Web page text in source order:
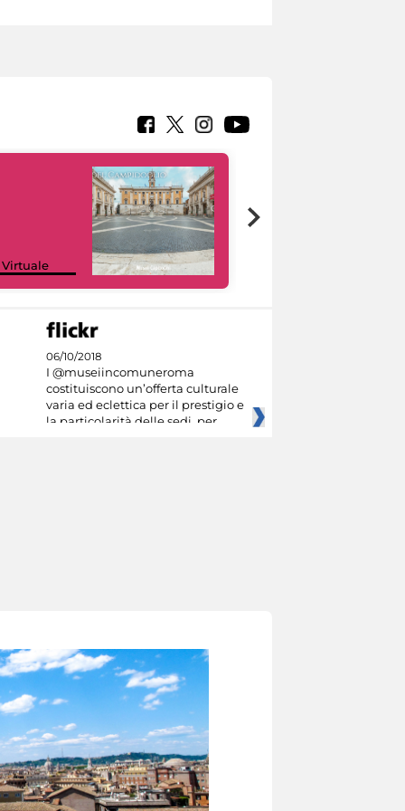
Virtuale
06/10/2018
I @museiincomuneroma
costituiscono un’offerta culturale
varia ed eclettica per il prestigio e
la particolarità delle sedi, per